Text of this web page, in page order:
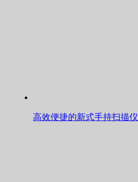
高效便捷的新式手持扫描仪